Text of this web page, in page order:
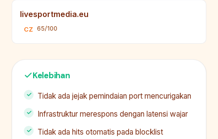
livesportmedia.eu
CZ 65/100
Kelebihan
Tidak ada jejak pemindaian port mencurigakan
Infrastruktur merespons dengan latensi wajar
Tidak ada hits otomatis pada blocklist